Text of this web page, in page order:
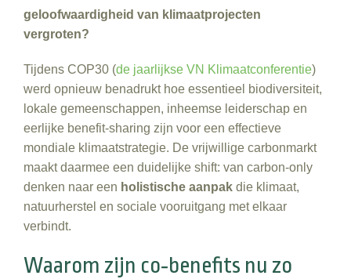
geloofwaardigheid van klimaatprojecten
vergroten?
Tijdens COP30 (de jaarlijkse VN Klimaatconferentie)
werd opnieuw benadrukt hoe essentieel biodiversiteit,
lokale gemeenschappen, inheemse leiderschap en
eerlijke benefit‑sharing zijn voor een effectieve
mondiale klimaatstrategie. De vrijwillige carbonmarkt
maakt daarmee een duidelijke shift: van carbon‑only
denken naar een holistische aanpak die klimaat,
natuurherstel en sociale vooruitgang met elkaar
verbindt.
Waarom zijn co‑benefits nu zo